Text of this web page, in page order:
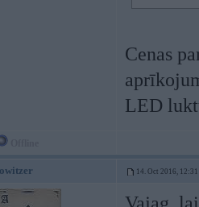
Cenas
LED
14. Oct 2016, 12:31